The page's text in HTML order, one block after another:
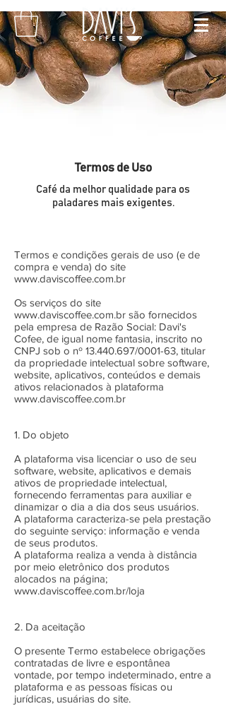
Termos de Uso
Café da melhor qualidade para os
paladares mais exigentes.
Termos e condições gerais de uso (e de
compra e venda) do site
www.daviscoffee.com.br
Os serviços do site
www.daviscoffee.com.br são fornecidos
pela empresa de Razão Social: Davi's
Cofee, de igual nome fantasia, inscrito no
CNPJ sob o nº 13.440.697/0001-63, titular
da propriedade intelectual sobre software,
website, aplicativos, conteúdos e demais
ativos relacionados à plataforma
www.daviscoffee.com.br
1. Do objeto
A plataforma visa licenciar o uso de seu
software, website, aplicativos e demais
ativos de propriedade intelectual,
fornecendo ferramentas para auxiliar e
dinamizar o dia a dia dos seus usuários.
A plataforma caracteriza-se pela prestação
do seguinte serviço: informação e venda
de seus produtos.
A plataforma realiza a venda à distância
por meio eletrônico dos produtos
alocados na página;
www.daviscoffee.com.br/loja
2. Da aceitação
O presente Termo estabelece obrigações
contratadas de livre e espontânea
vontade, por tempo indeterminado, entre a
plataforma e as pessoas físicas ou
jurídicas, usuárias do site.